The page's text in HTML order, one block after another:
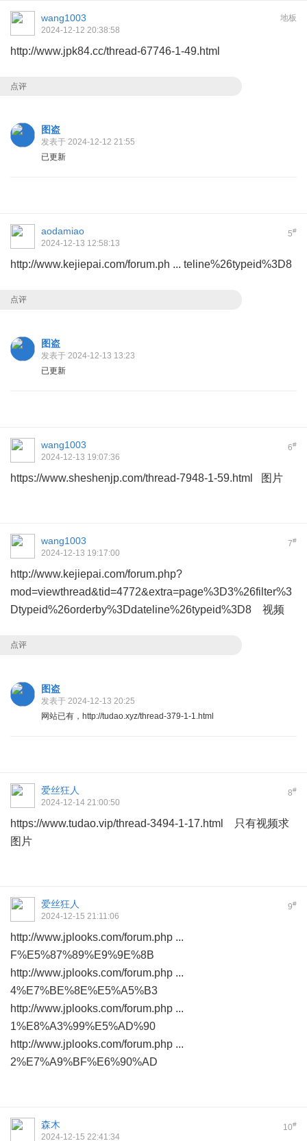
地板
wang1003
2024-12-12 20:38:58
http://www.jpk84.cc/thread-67746-1-49.html
点评
图盗
发表于 2024-12-12 21:55
已更新
5#
aodamiao
2024-12-13 12:58:13
http://www.kejiepai.com/forum.ph ... teline%26typeid%3D8
点评
图盗
发表于 2024-12-13 13:23
已更新
6#
wang1003
2024-12-13 19:07:36
https://www.sheshenjp.com/thread-7948-1-59.html 图片
7#
wang1003
2024-12-13 19:17:00
http://www.kejiepai.com/forum.php?
mod=viewthread&tid=4772&extra=page%3D3%26filter%3
Dtypeid%26orderby%3Ddateline%26typeid%3D8 视频
点评
图盗
发表于 2024-12-13 20:25
网站已有，http://tudao.xyz/thread-379-1-1.html
8#
爱丝狂人
2024-12-14 21:00:50
https://www.tudao.vip/thread-3494-1-17.html
只有视频求
图片
9#
爱丝狂人
2024-12-15 21:11:06
http://www.jplooks.com/forum.php ...
F%E5%87%89%E9%9E%8B
http://www.jplooks.com/forum.php ...
4%E7%BE%8E%E5%A5%B3
http://www.jplooks.com/forum.php ...
1%E8%A3%99%E5%AD%90
http://www.jplooks.com/forum.php ...
2%E7%A9%BF%E6%90%AD
10#
森木
2024-12-15 22:41:34